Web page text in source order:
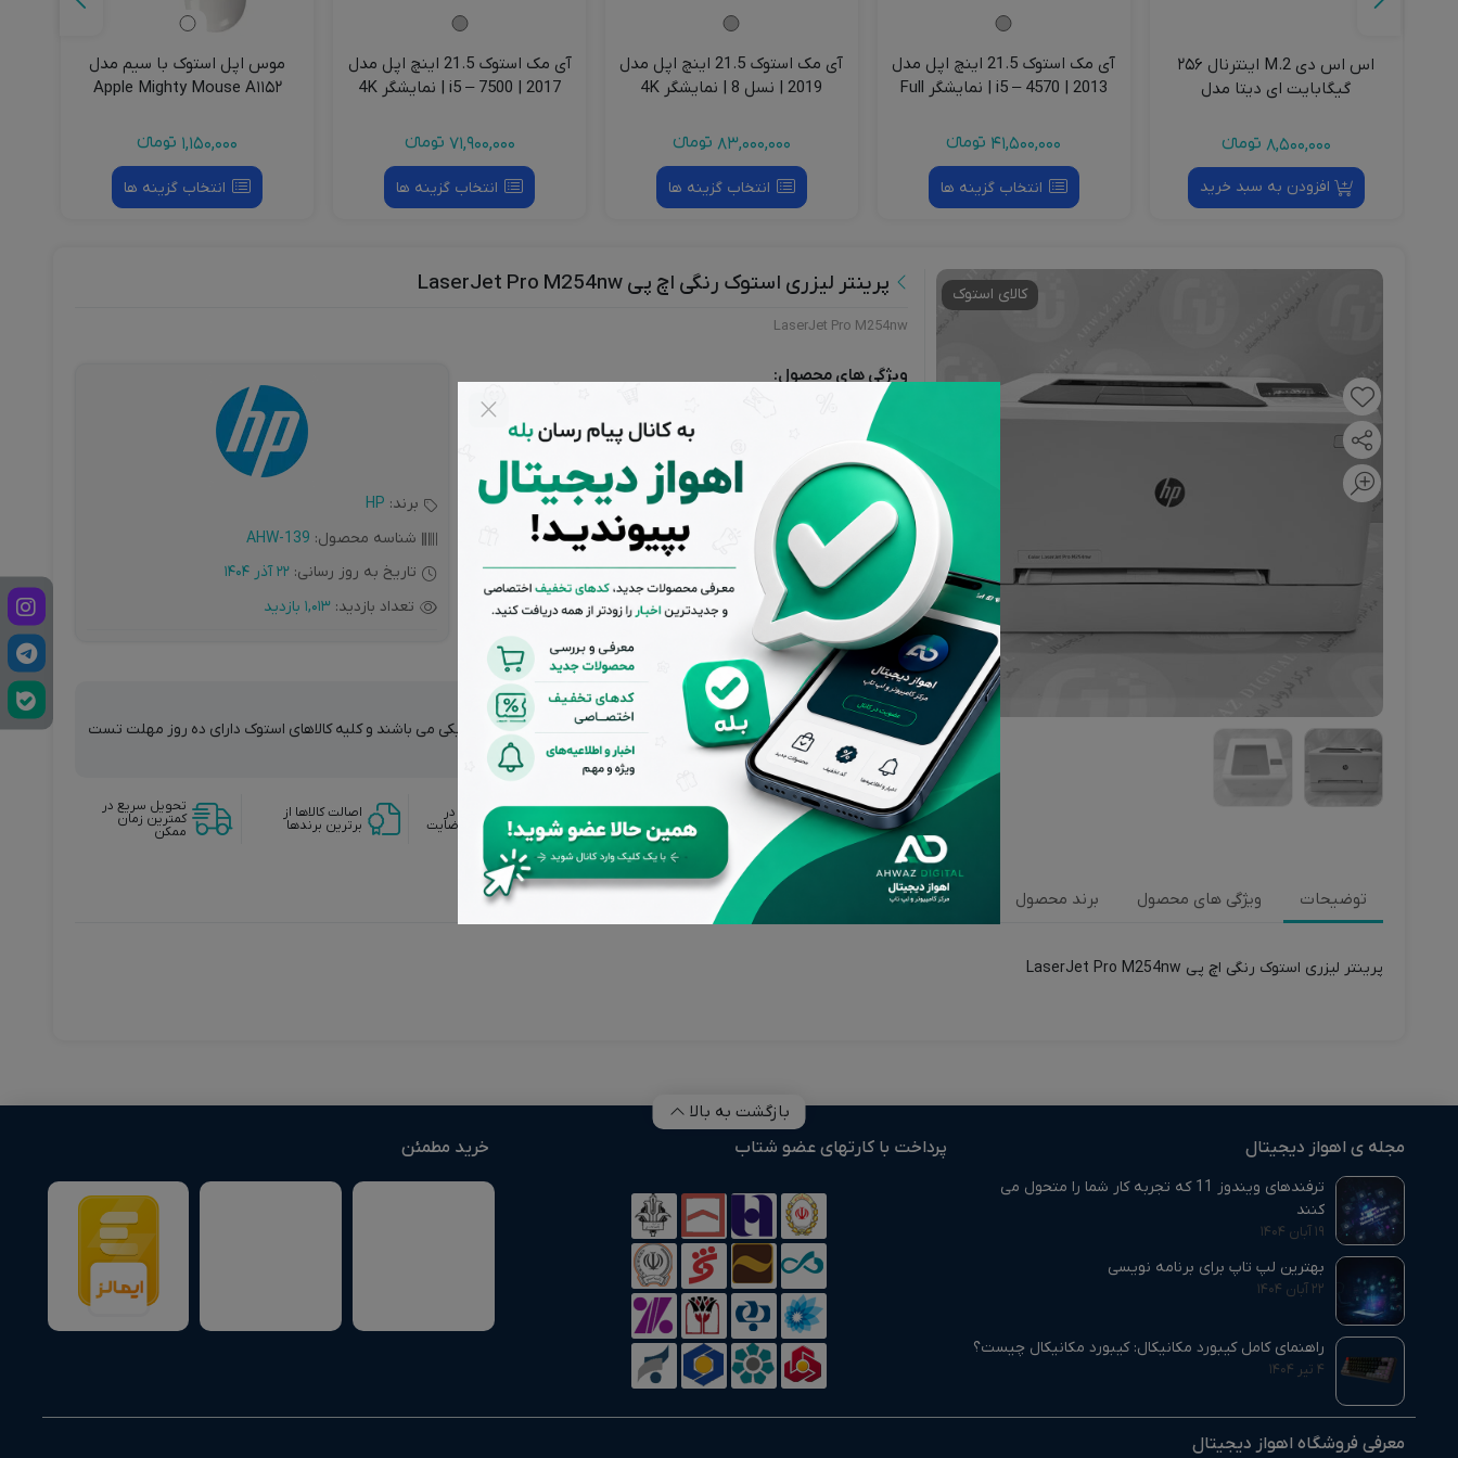
اس اس دی M.2 اینترنال ۲۵۶
گیگابایت ای دیتا مدل
8,500,000 تومانءء
افزودن به سبد خرید
آی مک استوک 21.5 اینچ اپل مدل
2013 | i5 – 4570 | نمایشگر Full
41,500,000 تومانءء
انتخاب گزینه ها
آی مک استوک 21.5 اینچ اپل مدل
2019 | نسل 8 | نمایشگر 4K
83,000,000 تومانءء
انتخاب گزینه ها
آی مک استوک 21.5 اینچ اپل مدل
2017 | i5 – 7500 | نمایشگر 4K
71,900,000 تومانءء
انتخاب گزینه ها
موس اپل استوک با سیم مدل
Apple Mighty Mouse A۱۱۵۲
1,150,000 تومانءء
انتخاب گزینه ها
کالای استوک پرینتر لیزری استوک رنگی اچ پی LaserJet Pro M254nw
LaserJet Pro M254nw
ویژگی های محصول:
نوع پرینتر
لیزری
تک کاره، خانگی
مناسب برای
مصارف خانگی و ادار
ی
سازگار با سیستم‌عامل‌
Mac OS، لینوکس، و
یندوز
توان چاپ ماهیانه
نوع چاپ
رنگی، لیزری
مشاهده همه ویژگی‌ها
مشاوره و پرسش قبل از خرید
برند: HP
شناسه محصول: AHW-139
تاریخ به روز رسانی: 22 آذر 1404
تعداد بازدید: 1,013 بازدید
مهم و قابل توجه
تمامی کالاهای فروشگاه اهواز دیجیتال دارای گارانتی اصالت و سلامت فیزیکی می باشند و کلیه کالاهای استوک دارای ده روز مهلت تست
هستند.
تضمین بهترین
قیمت بازار
پشتیبانی از ساعت 9
تا 20 بجز ایام
تعطیل
بازگشت وجه در
صورت عدم رضایت
اصالت کالاها از
برترین برندها
تحویل سریع در
کمترین زمان
ممکن
توضیحات ویژگی های محصول برند محصول نقد و بررسی‌ها (0)
پرینتر لیزری استوک رنگی اچ پی LaserJet Pro M254nw
بازگشت به بالا
مجله ی اهواز دیجیتال
ترفندهای ویندوز 11 که تجربه کار شما را متحول می‌
کنند
۱۹ آبان ۱۴۰۴
بهترین لپ تاپ برای برنامه نویسی
۲۲ آبان ۱۴۰۴
راهنمای کامل کیبورد مکانیکال: کیبورد مکانیکال چیست؟
۴ تیر ۱۴۰۴
پرداخت با کارتهای عضو شتاب خرید مطمئن
معرفی فروشگاه اهواز دیجیتال